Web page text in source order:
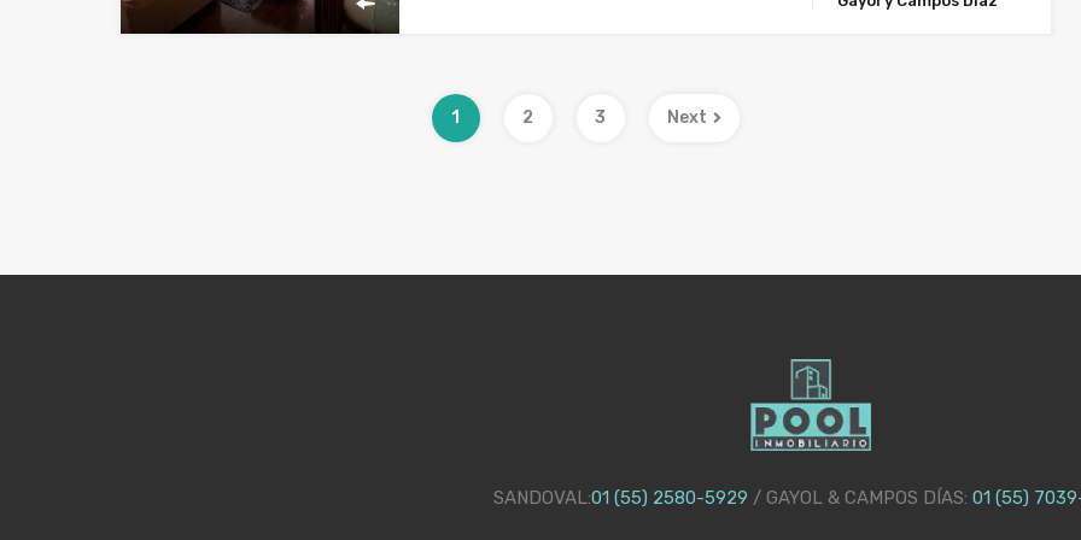
1 2 3 Next
SANDOVAL:01 (55) 2580-5929 / GAYOL & CAMPOS DÍAS: 01 (55)